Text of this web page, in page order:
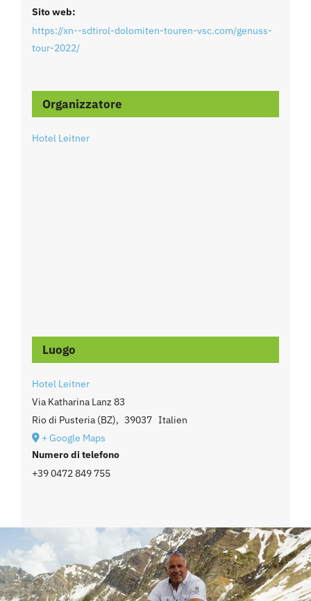
Sito web:
https://xn--sdtirol-dolomiten-touren-vsc.com/genuss-
tour-2022/
Organizzatore
Hotel Leitner
Luogo
Hotel Leitner
Via Katharina Lanz 83
Rio di Pusteria (BZ), 39037 Italien
+ Google Maps
Numero di telefono
+39 0472 849 755